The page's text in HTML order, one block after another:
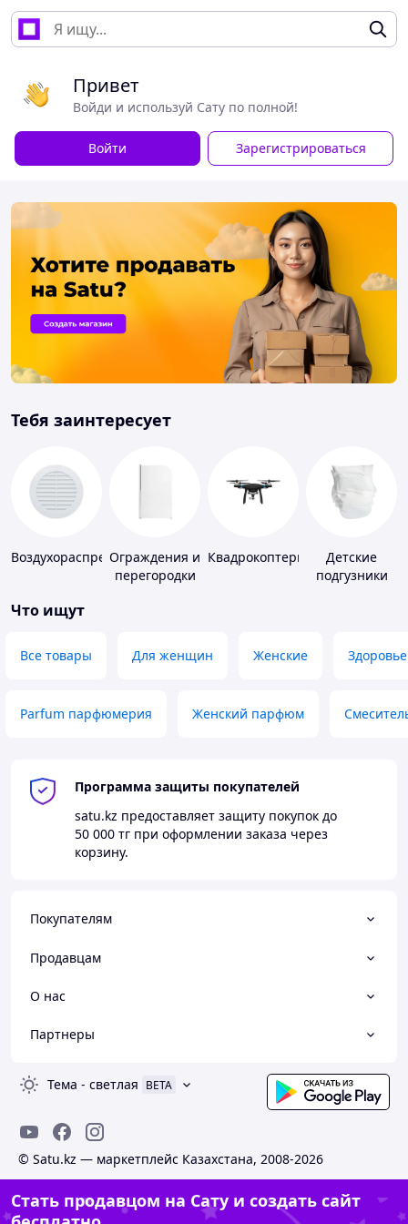
Привет
Войди и используй Сату по полной!
Войти Зарегистрироваться
Тебя заинтересует
Воздухораспределители
Ограждения и
перегородки
Квадрокоптеры
Детские
подгузники
Что ищут
Все товары Для женщин Женские Здоровье
Parfum парфюмерия Женский парфюм
Программа защиты покупателей
satu.kz предоставляет защиту покупок до
50 000 тг при оформлении заказа через
корзину.
Покупателям
Продавцам
О нас
Партнеры
Тема - светлая BETA
© Satu.kz — маркетплейс Казахстана, 2008-2026
Стать продавцом на Сату и создать сайт